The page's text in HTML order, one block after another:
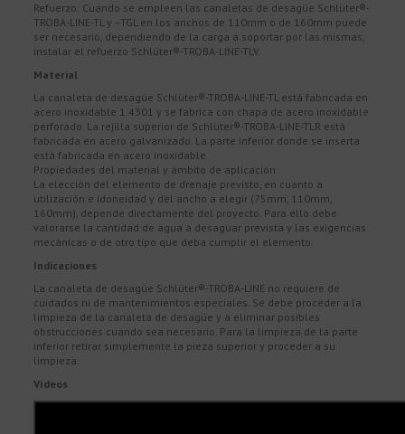
Refuerzo: Cuando se empleen las canaletas de desagüe Schlüter®-
TROBA-LINE-TL y –TGL en los anchos de 110mm o de 160mm puede
ser necesario, dependiendo de la carga a soportar por las mismas,
instalar el refuerzo Schlüter®-TROBA-LINE-TLV.
Material
La canaleta de desagüe Schlüter®-TROBA-LINE-TL está fabricada en
acero inoxidable 1.4301 y se fabrica con chapa de acero inoxidable
perforado. La rejilla superior de Schlüter®-TROBA-LINE-TLR está
fabricada en acero galvanizado. La parte inferior donde se inserta
está fabricada en acero inoxidable.
Propiedades del material y ámbito de aplicación:
La elección del elemento de drenaje previsto, en cuanto a
utilización e idoneidad y del ancho a elegir (75mm, 110mm,
160mm), depende directamente del proyecto. Para ello debe
valorarse la cantidad de agua a desaguar prevista y las exigencias
mecánicas o de otro tipo que deba cumplir el elemento.
Indicaciones
La canaleta de desagüe Schlüter®-TROBA-LINE no requiere de
cuidados ni de mantenimientos especiales. Se debe proceder a la
limpieza de la canaleta de desagüe y a eliminar posibles
obstrucciones cuando sea necesario. Para la limpieza de la parte
inferior retirar simplemente la pieza superior y proceder a su
limpieza.
Vídeos